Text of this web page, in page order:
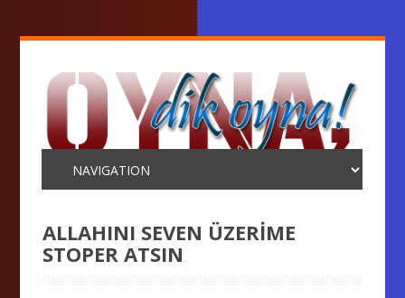
ALLAHINI SEVEN ÜZERİME
STOPER ATSIN